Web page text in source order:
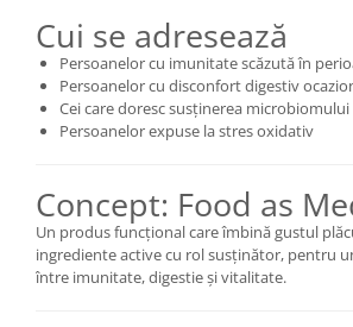
Cui se adresează
Persoanelor cu imunitate scăzută în
Persoanelor cu disconfort digestiv
Cei care doresc susținerea
Persoanelor expuse la stres oxidativ
Concept: Food as
Un produs funcțional care îmbină gustul
ingrediente active cu rol susținător, pentru
între imunitate, digestie și vitalitate.